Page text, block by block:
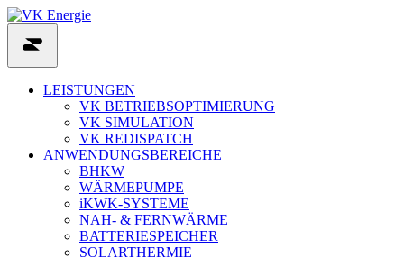
Skip
to
content
LEISTUNGEN
VK BETRIEBSOPTIMIERUNG
VK SIMULATION
VK REDISPATCH
ANWENDUNGSBEREICHE
BHKW
WÄRMEPUMPE
iKWK-SYSTEME
NAH- & FERNWÄRME
BATTERIESPEICHER
SOLARTHERMIE